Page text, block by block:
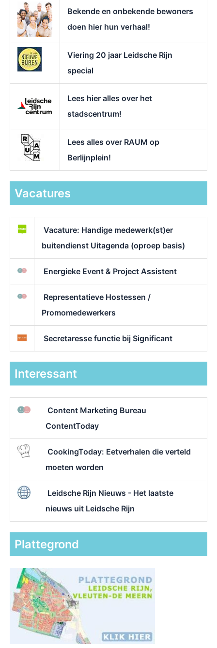
Bekende en onbekende bewoners
doen hier hun verhaal!
Viering 20 jaar Leidsche Rijn
special
Lees hier alles over het
stadscentrum!
Lees alles over RAUM op
Berlijnplein!
Vacatures
Vacature: Handige medewerk(st)er
buitendienst Uitagenda (oproep basis)
Energieke Event & Project Assistent
Representatieve Hostessen /
Promomedewerkers
Secretaresse functie bij Significant
Interessant
Content Marketing Bureau
ContentToday
CookingToday: Eetverhalen die verteld
moeten worden
Leidsche Rijn Nieuws - Het laatste
nieuws uit Leidsche Rijn
Plattegrond